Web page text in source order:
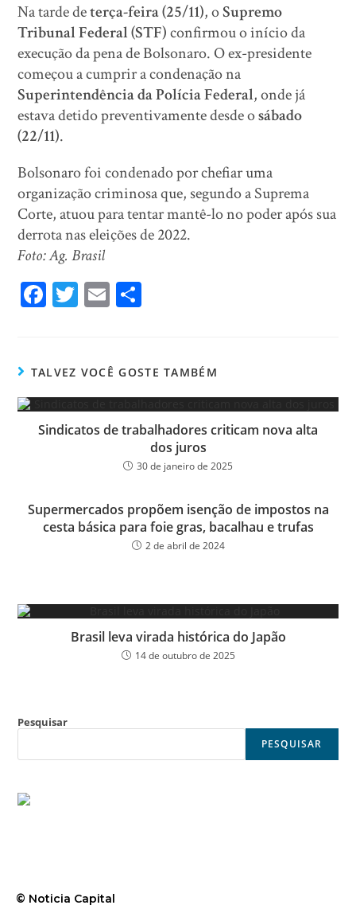
Na tarde deterça-feira (25/11), oSupremo
Tribunal Federal (STF)confirmou o início da
execução da pena de Bolsonaro. O ex-presidente
começou a cumprir a condenação na
Superintendência da Polícia Federal, onde já
estava detido preventivamente desde osábado
(22/11).
Bolsonaro foi condenado por chefiar uma
organização criminosa que, segundo a Suprema
Corte, atuou para tentar mantê-lo no poder após sua
derrota nas eleições de 2022.
Foto: Ag. Brasil
Fa
ok
T
er
E
TALVEZ VOCÊ GOSTE TAMBÉM
Sindicatos de trabalhadores criticam nova alta
dos juros
30 de janeiro de 2025
Supermercados propõem isenção de impostos na
cesta básica para foie gras, bacalhau e trufas
2 de abril de 2024
Brasil leva virada histórica do Japão
14 de outubro de 2025
Pesquisar
PESQUISAR
© Noticia Capital